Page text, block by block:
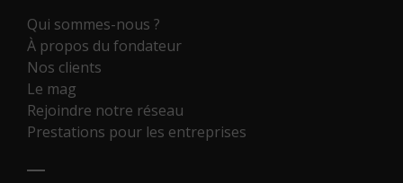
Qui sommes-nous ?
À propos du fondateur
Nos clients
Le mag
Rejoindre notre réseau
Prestations pour les entreprises